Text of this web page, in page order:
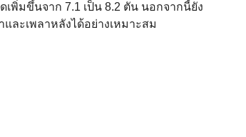
พิ่มขึ้นจาก 7.1 เป็น 8.2 ตัน นอกจากนี้ยัง
ละเพลาหลังได้อย่างเหมาะสม